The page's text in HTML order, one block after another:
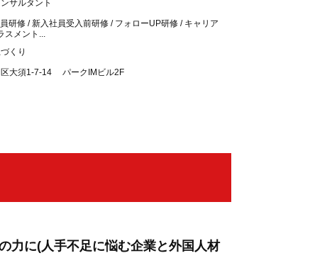
サルタント
研修 / 新入社員受入前研修 / フォローUP研修 / キャリア
スメント...
くり
区大須1-7-14 パークIMビル2F
力に(人手不足に悩む企業と外国人材